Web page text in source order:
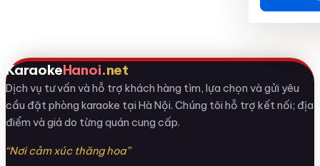
KaraokeHanoi.net
Dịch vụ tư vấn và hỗ trợ khách hàng tìm, lựa chọn và gửi yêu
cầu đặt phòng karaoke tại Hà Nội. Chúng tôi hỗ trợ kết nối; địa
điểm và giá do từng quán cung cấp.
“Nơi cảm xúc thăng hoa”